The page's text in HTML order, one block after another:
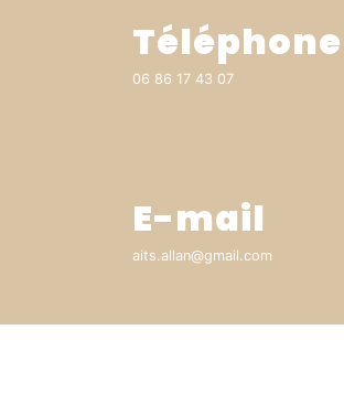
Téléphone
06 86 17 43 07
E-mail
aits.allan@gmail.com